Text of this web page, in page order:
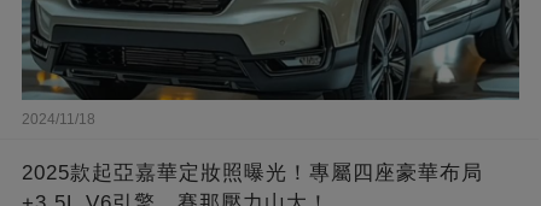
2024/11/18
2025款起亞嘉華定妝照曝光！專屬四座豪華布局